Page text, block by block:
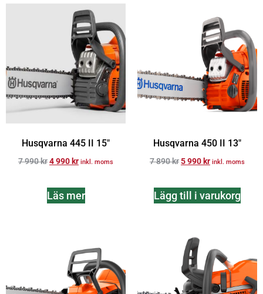
Husqvarna 445 II 15″
7 990kr4 990 kr inkl. moms
Läs mer
Husqvarna 450 II 13″
7 890kr5 990 kr inkl. moms
Lägg till i varukorg